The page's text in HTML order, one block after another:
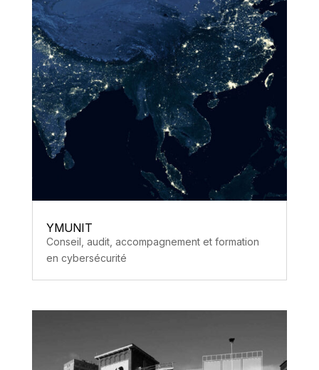
YMUNIT
Conseil, audit, accompagnement et formation
en cybersécurité